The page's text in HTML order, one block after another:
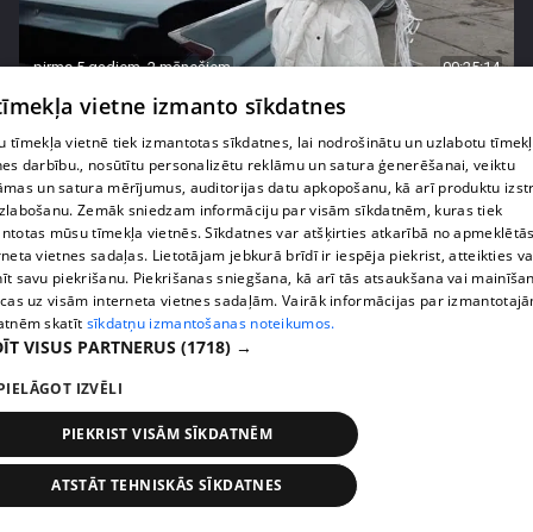
pirms 5 gadiem, 2 mēnešiem 00:25:14
Vai Kašera pārsteigums Samantai Tīnai
dzimšanas dienā būs izdevies?
46. epizode
pirms 5 gadiem, 2 mēnešiem
Magonei griba ir, bet varēšana ne visai
vietne izmanto sīkdatnes
tīmekļa vietnē tiek izmantotas sīkdatnes, lai nodrošinātu un uzlabotu
darbību., nosūtītu personalizētu reklāmu un satura ģenerēšanai, veiktu
un satura mērījumus, auditorijas datu apkopošanu, kā arī produktu
Zemāk sniedzam informāciju par visām sīkdatnēm, kuras tiek
mūsu tīmekļa vietnēs. Sīkdatnes var atšķirties atkarībā no
vietnes sadaļas. Lietotājam jebkurā brīdī ir iespēja piekrist, atteikties
savu piekrišanu. Piekrišanas sniegšana, kā arī tās atsaukšana vai
uz visām interneta vietnes sadaļām. Vairāk informācijas par
skatīt sīkdatņu izmantošanas noteikumos.
VISUS PARTNERUS (1718) →
IZVĒLI
PIEKRIST VISĀM SĪKDATNĒM
ATSTĀT TEHNISKĀS SĪKDATNES